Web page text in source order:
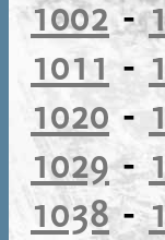
1002-
1011 -
1020 -
1029-
1038-